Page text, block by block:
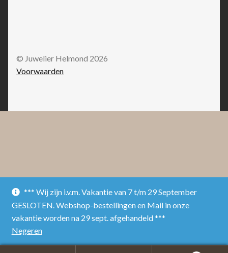
*** Wij zijn i.v.m. Vakantie van 7 t/m 29 September
GESLOTEN. Webshop-bestellingen en Mail in onze
vakantie worden na 29 sept. afgehandeld ***
Negeren
© Juwelier Helmond 2026
Voorwaarden